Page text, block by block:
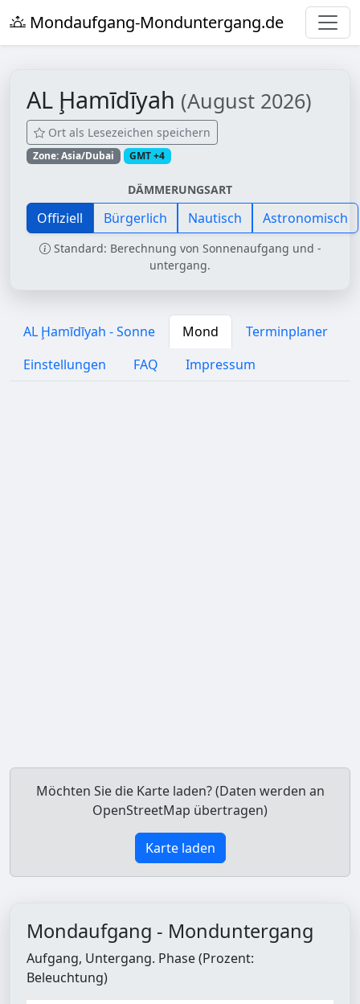
Mondaufgang-Monduntergang.de
AL Ḩamīdīyah (August 2026)
Ort als Lesezeichen speichern
Zone: Asia/Dubai GMT +4
DÄMMERUNGSART
Offiziell Bürgerlich Nautisch Astronomisch
Standard: Berechnung von Sonnenaufgang und -
untergang.
AL Ḩamīdīyah - Sonne Mond
Terminplaner
Einstellungen
FAQ Impressum
Möchten Sie die Karte laden? (Daten werden an
OpenStreetMap übertragen)
Karte laden
Mondaufgang - Monduntergang
Aufgang, Untergang. Phase (Prozent:
Beleuchtung)